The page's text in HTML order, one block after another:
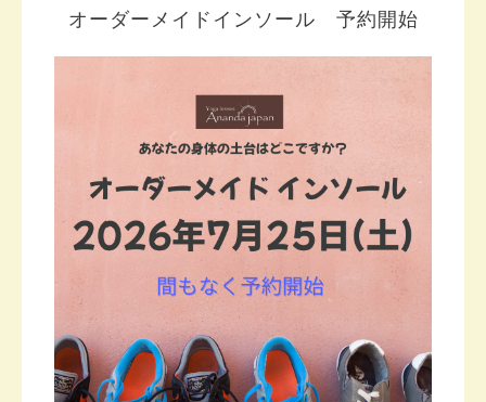
オーダーメイドインソール 予約開始